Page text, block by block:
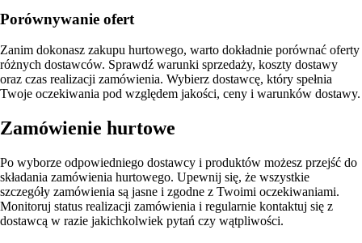
Porównywanie ofert
Zanim dokonasz zakupu hurtowego, warto dokładnie porównać oferty
różnych dostawców. Sprawdź warunki sprzedaży, koszty dostawy
oraz czas realizacji zamówienia. Wybierz dostawcę, który spełnia
Twoje oczekiwania pod względem jakości, ceny i warunków dostawy.
Zamówienie hurtowe
Po wyborze odpowiedniego dostawcy i produktów możesz przejść do
składania zamówienia hurtowego. Upewnij się, że wszystkie
szczegóły zamówienia są jasne i zgodne z Twoimi oczekiwaniami.
Monitoruj status realizacji zamówienia i regularnie kontaktuj się z
dostawcą w razie jakichkolwiek pytań czy wątpliwości.